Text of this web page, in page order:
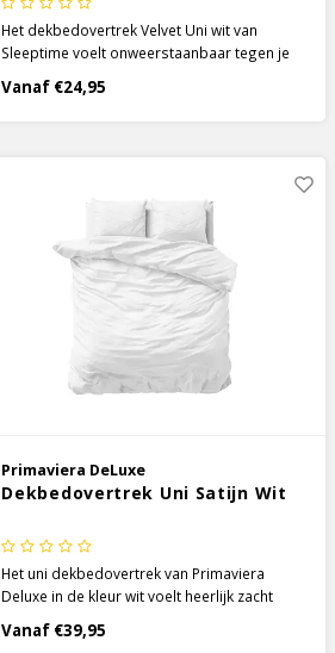
Het dekbedovertrek Velvet Uni wit van
Sleeptime voelt onweerstaanbaar tegen je
dekbedovertrek brengt een comfort met
zich mee die je nooit meer wil missen.
Vanaf €24,95
Primaviera DeLuxe
Dekbedovertrek Uni Satijn Wit
Het uni dekbedovertrek van Primaviera
Deluxe in de kleur wit voelt heerlijk zacht
prachtige satijnen dekbedovertrek heeft
Vanaf €39,95